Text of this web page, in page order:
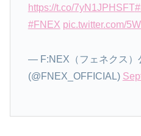
https://t.co/7yN1JPHSFT
#FNEX pic.twitter.com/
— F:NEX（フェネクス）
(@FNEX_OFFICIAL)